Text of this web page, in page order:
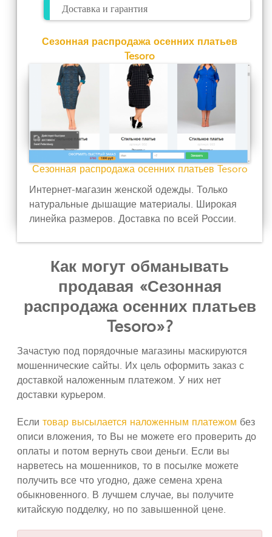
Доставка и гарантия
Сезонная распродажа осенних платьев
Tesoro
Сезонная распродажа осенних платьев Tesoro
Интернет-магазин женской одежды. Только
натуральные дышащие материалы. Широкая
линейка размеров. Доставка по всей России.
Как могут обманывать
продавая «Сезонная
распродажа осенних платьев
Tesoro»?
Зачастую под порядочные магазины маскируются
мошеннические сайты. Их цель оформить заказ с
доставкой наложенным платежом. У них нет
доставки курьером.
Еслитовар высылается наложенным платежом без
описи вложения, то Вы не можете его проверить до
оплаты и потом вернуть свои деньги. Если вы
нарветесь на мошенников, то в посылке можете
получить все что угодно, даже семена хрена
обыкновенного. В лучшем случае, вы получите
китайскую подделку, но по завышенной цене.